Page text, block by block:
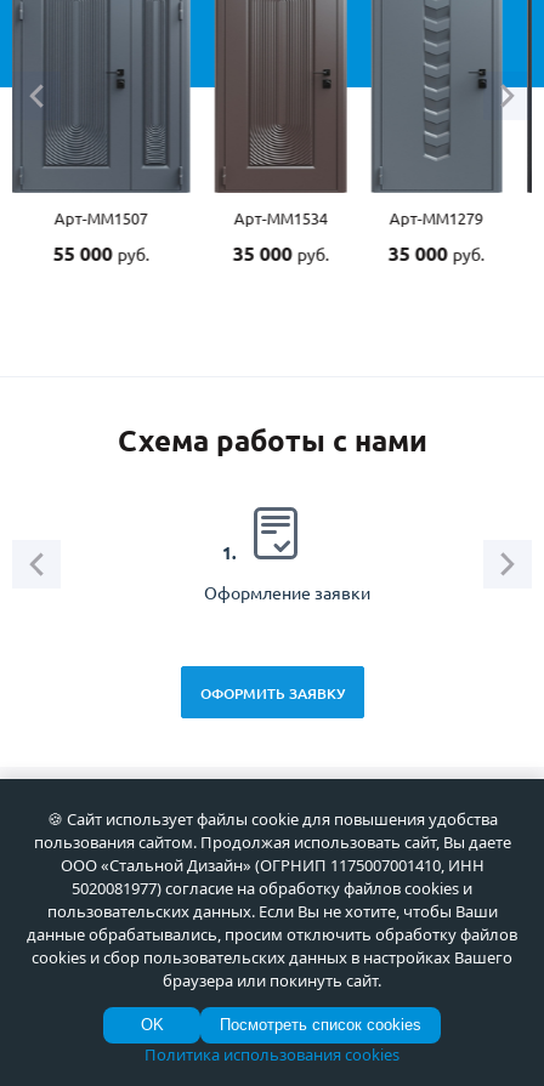
Арт-ММ1534
35 000руб.
Арт-ММ1279
35 000руб.
Арт-ММ1570
45 000руб.
Схема работы с нами
1.
Оформление заявки
ОФОРМИТЬ ЗАЯВКУ
Новоcти
07 Авг 2026
С Днём строителя! Создавая
архитектуру будущего
30 Июл 2026
🍪 Сайт использует файлы cookie для повышения удобства
пользования сайтом. Продолжая использовать сайт, Вы даете
ООО «Стальной Дизайн» (ОГРНИП 1175007001410, ИНН
5020081977) согласие на обработку файлов cookies и
пользовательских данных. Если Вы не хотите, чтобы Ваши
данные обрабатывались, просим отключить обработку файлов
cookies и сбор пользовательских данных в настройках Вашего
браузера или покинуть сайт.
OK Посмотреть список cookies
Политика использования cookies